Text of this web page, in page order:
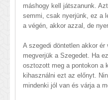
máshogy kell játszanunk.
semmi, csak nyerjünk, ez a
a végén, akkor azzal, de
A szegedi döntetlen akkor
megverjük a Szegedet. Ha
osztozott meg a pontokon a
kihasználni ezt az előnyt.
mindenki jól van és várja a